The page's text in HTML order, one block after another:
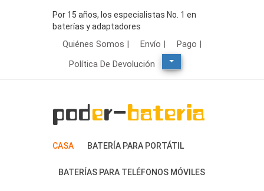
Por 15 años, los especialistas No. 1 en
baterías y adaptadores
Quiénes Somos | Envío |
Pago |
Política De Devolución
CASA BATERÍA PARA PORTÁTIL
BATERÍAS PARA TELÉFONOS MÓVILES